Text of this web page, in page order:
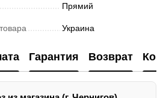
Прямий
Украина
Гарантия Возврат